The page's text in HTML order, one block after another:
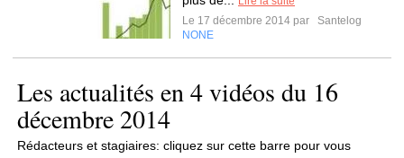
Le 17 décembre 2014 par
Santelog
NONE
Les actualités en 4 vidéos du 16
décembre 2014
Rédacteurs et stagiaires: cliquez sur cette barre pour vous